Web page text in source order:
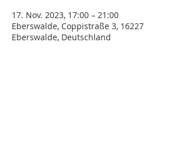
17. Nov. 2023, 17:00 – 21:00
Eberswalde, Coppistraße 3, 16227
Eberswalde, Deutschland